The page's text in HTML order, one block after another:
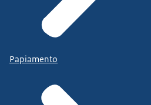
Papiamento